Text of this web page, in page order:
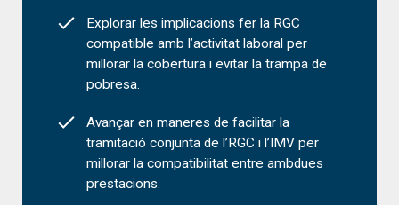
Explorar les implicacions fer la RGC
compatible amb l’activitat laboral per
millorar la cobertura i evitar la trampa de
pobresa.
Avançar en maneres de facilitar la
tramitació conjunta de l’RGC i l’IMV per
millorar la compatibilitat entre ambdues
prestacions.